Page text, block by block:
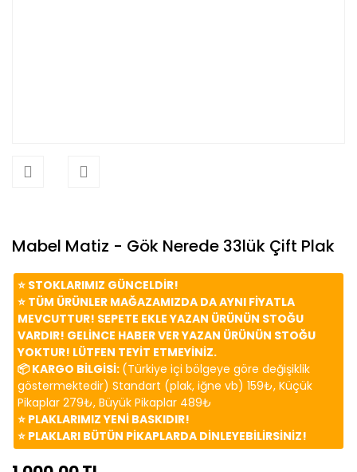
Mabel Matiz - Gök Nerede 33lük Çift Plak
⭐️ STOKLARIMIZ GÜNCELDİR!
⭐️ TÜM ÜRÜNLER MAĞAZAMIZDA DA AYNI FİYATLA
MEVCUTTUR! SEPETE EKLE YAZAN ÜRÜNÜN STOĞU
VARDIR! GELİNCE HABER VER YAZAN ÜRÜNÜN STOĞU
YOKTUR! LÜTFEN TEYİT ETMEYİNİZ.
📦 KARGO BİLGİSİ: (Türkiye içi bölgeye göre değişiklik
göstermektedir) Standart (plak, iğne vb) 159₺, Küçük
Pikaplar 279₺, Büyük Pikaplar 489₺
⭐️ PLAKLARIMIZ YENİ BASKIDIR!
⭐️ PLAKLARI BÜTÜN PİKAPLARDA DİNLEYEBİLİRSİNİZ!